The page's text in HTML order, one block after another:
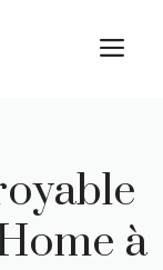
à